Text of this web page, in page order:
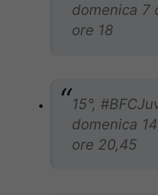
domenica 7
ore 18
15°,
domenica
ore 20,45